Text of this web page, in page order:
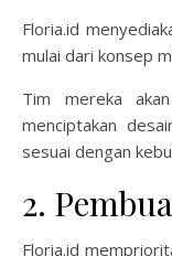
Floria.id
mulai dari konsep
Tim mereka
menciptakan
sesuai dengan
2.
Floria.id